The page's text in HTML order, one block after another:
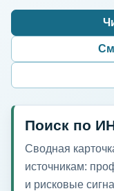
Поиск по
Сводная
источникам:
и рисковые